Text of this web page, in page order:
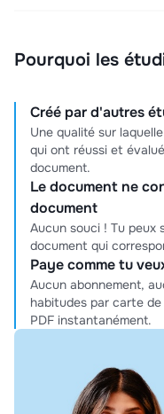
Pourquoi les
Créé par d'autres
Une qualité sur
qui ont réussi et
document.
Le document ne
document
Aucun souci ! Tu peux
document qui
Paye comme tu
Aucun abonnement,
habitudes par carte
PDF instantanément.